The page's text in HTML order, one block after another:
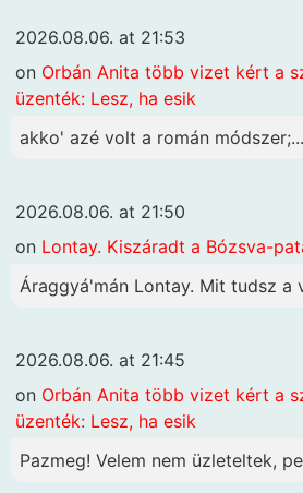
2026.08.06. at 21:53
on Orbán Anita több vizet kért a
üzenték: Lesz, ha esik
akko' azé volt a román módszer;...
2026.08.06. at 21:50
on Lontay. Kiszáradt a Bózsva-
Áraggyá'mán Lontay. Mit tudsz a
2026.08.06. at 21:45
on Orbán Anita több vizet kért a
üzenték: Lesz, ha esik
Pazmeg! Velem nem üzleteltek,